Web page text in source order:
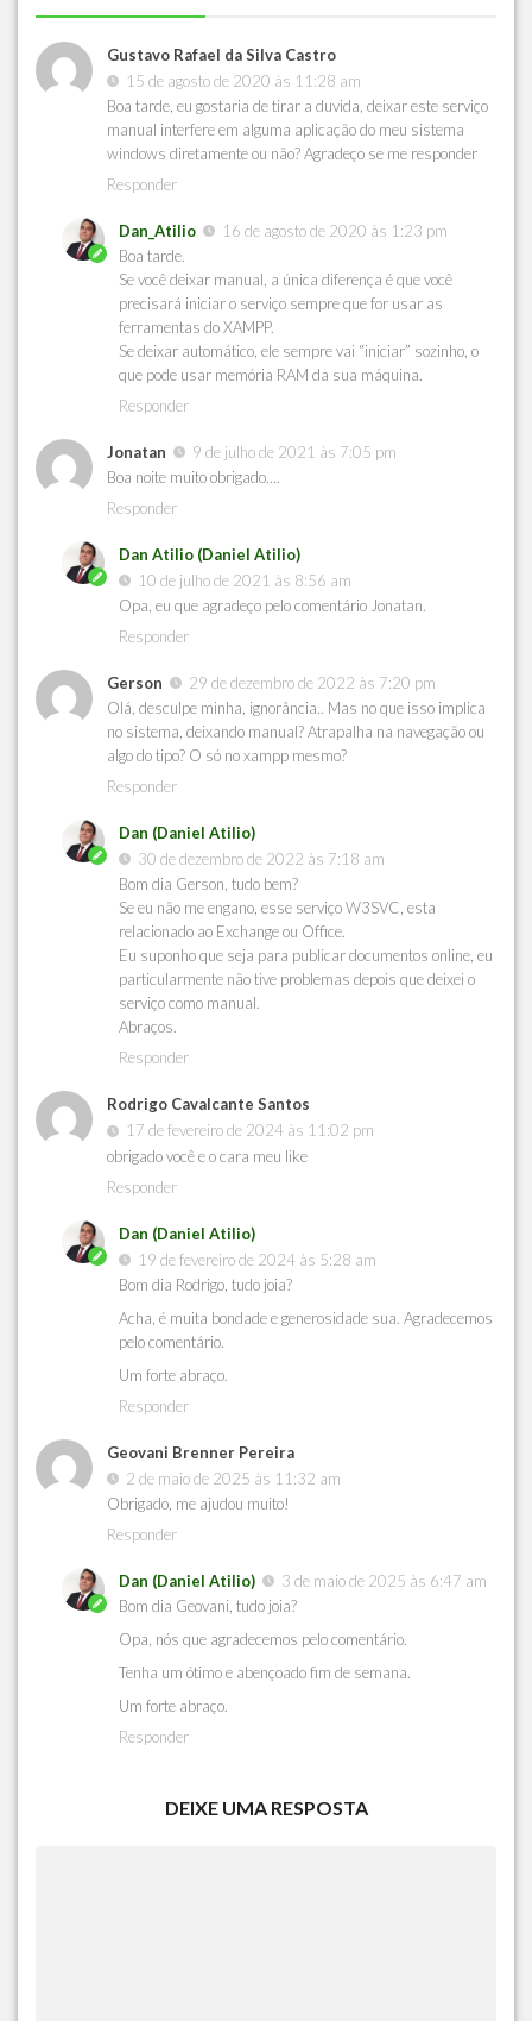
Gustavo Rafael da Silva Castro
15 de agosto de 2020 às 11:28 am
Boa tarde, eu gostaria de tirar a duvida, deixar este serviço
manual interfere em alguma aplicação do meu sistema
windows diretamente ou não? Agradeço se me responder
Responder
Dan_Atilio
16 de agosto de 2020 às 1:23 pm
Boa tarde.
Se você deixar manual, a única diferença é que você
precisará iniciar o serviço sempre que for usar as
ferramentas do XAMPP.
Se deixar automático, ele sempre vai “iniciar” sozinho, o
que pode usar memória RAM da sua máquina.
Responder
Jonatan
9 de julho de 2021 às 7:05 pm
Boa noite muito obrigado….
Responder
Dan Atilio (Daniel Atilio)
10 de julho de 2021 às 8:56 am
Opa, eu que agradeço pelo comentário Jonatan.
Responder
Gerson
29 de dezembro de 2022 às 7:20 pm
Olá, desculpe minha, ignorância.. Mas no que isso implica
no sistema, deixando manual? Atrapalha na navegação ou
algo do tipo? O só no xampp mesmo?
Responder
Dan (Daniel Atilio)
30 de dezembro de 2022 às 7:18 am
Bom dia Gerson, tudo bem?
Se eu não me engano, esse serviço W3SVC, esta
relacionado ao Exchange ou Office.
Eu suponho que seja para publicar documentos online, eu
particularmente não tive problemas depois que deixei o
serviço como manual.
Abraços.
Responder
Rodrigo Cavalcante Santos
17 de fevereiro de 2024 às 11:02 pm
obrigado você e o cara meu like
Responder
Dan (Daniel Atilio)
19 de fevereiro de 2024 às 5:28 am
Bom dia Rodrigo, tudo joia?
Acha, é muita bondade e generosidade sua. Agradecemos
pelo comentário.
Um forte abraço.
Responder
Geovani Brenner Pereira
2 de maio de 2025 às 11:32 am
Obrigado, me ajudou muito!
Responder
Dan (Daniel Atilio)
3 de maio de 2025 às 6:47 am
Bom dia Geovani, tudo joia?
Opa, nós que agradecemos pelo comentário.
Tenha um ótimo e abençoado fim de semana.
Um forte abraço.
Responder
DEIXE UMA RESPOSTA